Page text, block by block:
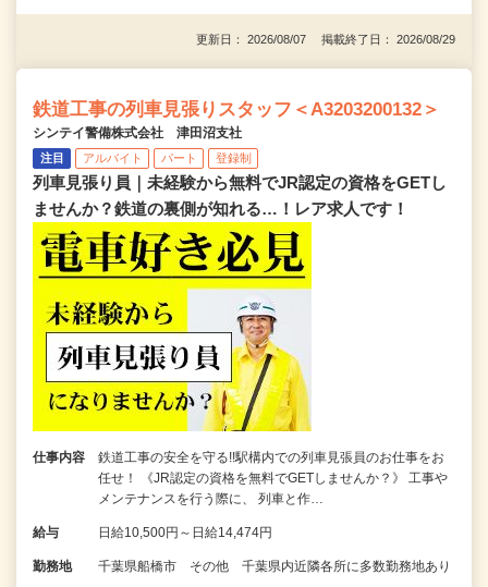
更新日： 2026/08/07 掲載終了日： 2026/08/29
鉄道工事の列車見張りスタッフ＜A3203200132＞
シンテイ警備株式会社 津田沼支社
注目 アルバイト パート 登録制
列車見張り員｜未経験から無料でJR認定の資格をGETし
ませんか？鉄道の裏側が知れる…！レア求人です！
仕事内容
鉄道工事の安全を守る!!駅構内での列車見張員のお仕事をお
任せ！ 《JR認定の資格を無料でGETしませんか？》 工事や
メンテナンスを行う際に、 列車と作…
給与 日給10,500円～日給14,474円
勤務地 千葉県船橋市 その他 千葉県内近隣各所に多数勤務地あり